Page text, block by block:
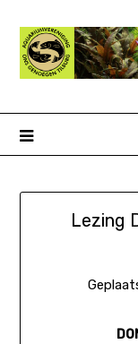
naar
inhoud
Lezing